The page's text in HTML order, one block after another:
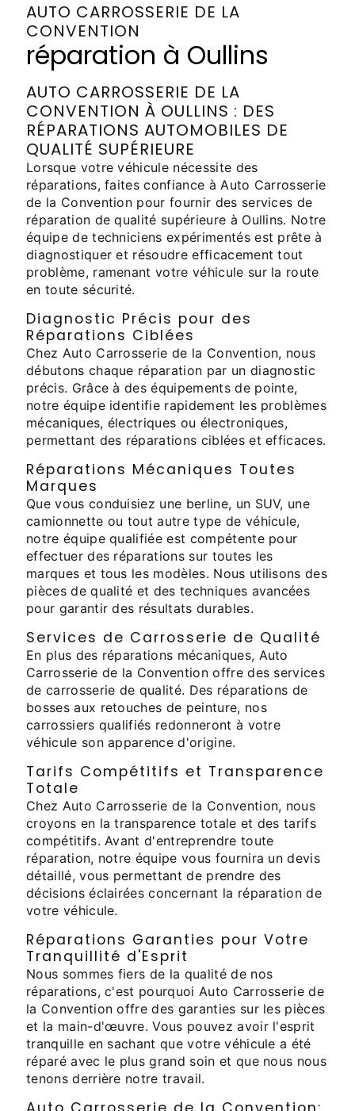
AUTO CARROSSERIE DE LA
CONVENTION
réparation à Oullins
AUTO CARROSSERIE DE LA
CONVENTION À OULLINS : DES
RÉPARATIONS AUTOMOBILES DE
QUALITÉ SUPÉRIEURE
Lorsque votre véhicule nécessite des
réparations, faites confiance à Auto Carrosserie
de la Convention pour fournir des services de
réparation de qualité supérieure à Oullins. Notre
équipe de techniciens expérimentés est prête à
diagnostiquer et résoudre efficacement tout
problème, ramenant votre véhicule sur la route
en toute sécurité.
Diagnostic Précis pour des
Réparations Ciblées
Chez Auto Carrosserie de la Convention, nous
débutons chaque réparation par un diagnostic
précis. Grâce à des équipements de pointe,
notre équipe identifie rapidement les problèmes
mécaniques, électriques ou électroniques,
permettant des réparations ciblées et efficaces.
Réparations Mécaniques Toutes
Marques
Que vous conduisiez une berline, un SUV, une
camionnette ou tout autre type de véhicule,
notre équipe qualifiée est compétente pour
effectuer des réparations sur toutes les
marques et tous les modèles. Nous utilisons des
pièces de qualité et des techniques avancées
pour garantir des résultats durables.
Services de Carrosserie de Qualité
En plus des réparations mécaniques, Auto
Carrosserie de la Convention offre des services
de carrosserie de qualité. Des réparations de
bosses aux retouches de peinture, nos
carrossiers qualifiés redonneront à votre
véhicule son apparence d'origine.
Tarifs Compétitifs et Transparence
Totale
Chez Auto Carrosserie de la Convention, nous
croyons en la transparence totale et des tarifs
compétitifs. Avant d'entreprendre toute
réparation, notre équipe vous fournira un devis
détaillé, vous permettant de prendre des
décisions éclairées concernant la réparation de
votre véhicule.
Réparations Garanties pour Votre
Tranquillité d'Esprit
Nous sommes fiers de la qualité de nos
réparations, c'est pourquoi Auto Carrosserie de
la Convention offre des garanties sur les pièces
et la main-d'œuvre. Vous pouvez avoir l'esprit
tranquille en sachant que votre véhicule a été
réparé avec le plus grand soin et que nous nous
tenons derrière notre travail.